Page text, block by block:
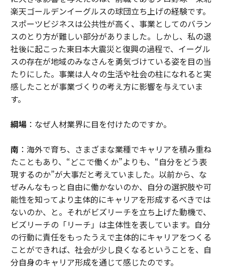
楽天ゴールデンイーグルスの球団立ち上げの経験です。
スポーツビジネスは公共性が高く、事業としてのバラン
スのとり方が難しい部分がありました。しかし、私の退
社後に起こった東日本大震災と復興の過程で、イーグル
スの存在が地域のみなさんを勇気づけている姿を目の当
たりにした。事業は人々の生活や社会の柱になれると実
感したことが事業づくりの考え方に影響を与えていま
す。
綱場：なぜ人材業界に目を付けたのですか。
南 ：海外で育ち、さまざまな業種でキャリアを積み重ね
たこともあり、“どこで働くか”よりも、“自分をどう表
現するのか”が大事だと考えていました。以前から、な
ぜみんなもっと自由に働かないのか、自分の選択肢や可
能性を知ってより主体的にキャリアを形成するべきでは
ないのか、と。それがビズリーチを立ち上げた動機で、
ビズリーチの「リーチ」は主体性を表しています。自分
の行動に責任をもったうえで主体的にキャリアをつくる
ことができれば、社会が少し良くなるということを、自
分自身のキャリア形成を通じて感じたのです。